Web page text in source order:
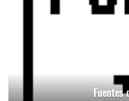
Fuentes